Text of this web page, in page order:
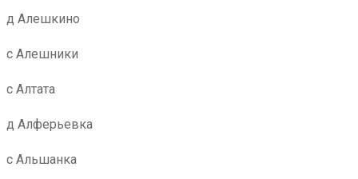
д Алешкино
с Алешники
с Алтата
д Алферьевка
с Альшанка